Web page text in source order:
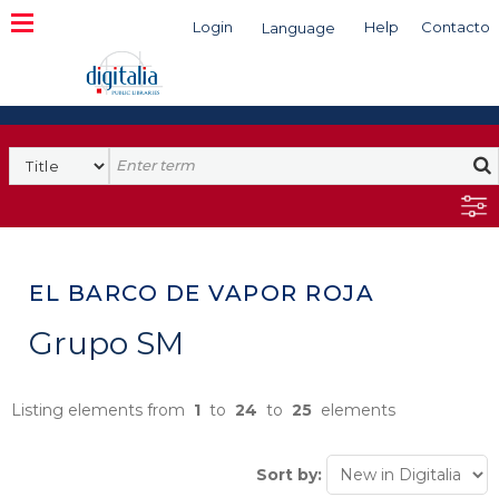
Login Language Help Contacto
Search
EL BARCO DE VAPOR ROJA
Grupo SM
Listing elements from 1 to 24 to 25 elements
Sort by: